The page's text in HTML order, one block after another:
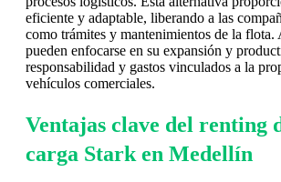
eficiente y adaptable, liberando a las
como trámites y mantenimientos de la flota.
pueden enfocarse en su expansión y
responsabilidad y gastos vinculados a la
vehículos comerciales.
Ventajas clave del renting
carga Stark en Medellín